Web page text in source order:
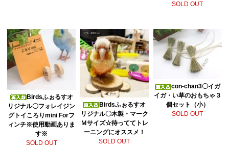
SOLD OUT
Birdsふぉるすオ
リジナル〇フォレイジン
グトイころりmini Forフ
ィンチ※使用動画ありま
す※
SOLD OUT
Birdsふぉるすオ
リジナル〇木製・マーク
Ｍサイズ☆待っててトレ
ーニングにオススメ！
SOLD OUT
con-chan3〇イガ
イガ・い草のおもちゃ３
個セット（小）
SOLD OUT